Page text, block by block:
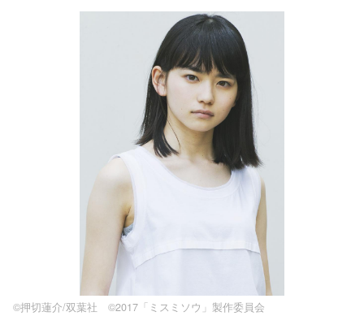
©押切蓮介/双葉社 ©2017「ミスミソウ」製作委員会